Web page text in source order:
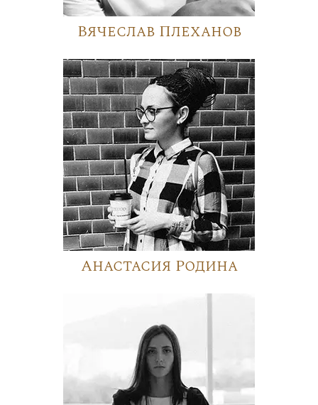
Вячеслав Плеханов
Анастасия Родина